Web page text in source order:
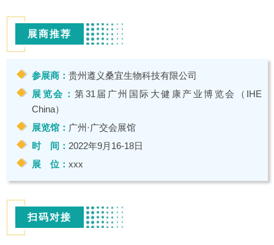
展商推荐
参展商： 贵州遵义桑宜生物科技有限公司
展览会： 第31届广州国际大健康产业博览会（IHE
China）
展览馆： 广州·广交会展馆
时 间： 2022年9月16-18日
展 位： xxx
扫码对接